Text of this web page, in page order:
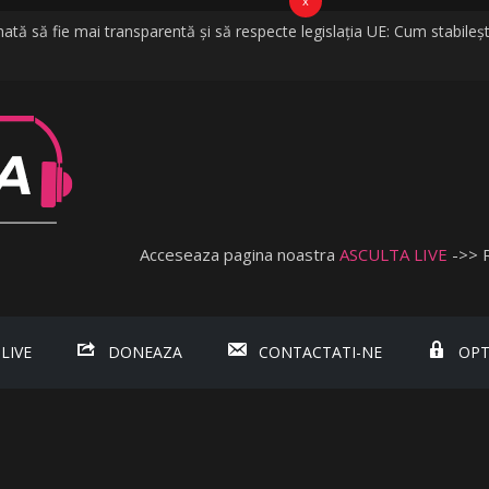
să fie mai transparentă și să respecte legislația UE: Cum
fosta soție a lui Tzancă Uraganu, la scurt timp după ce
Acceseaza pagina noastra ASCULTA LIVE ->>
DONEAZA CONTACTATI-NE